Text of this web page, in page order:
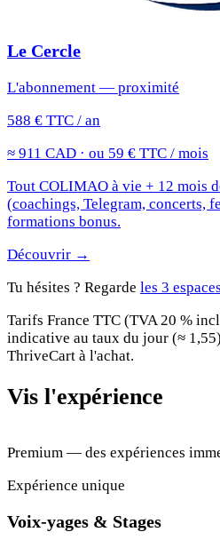
Le Cercle
L'abonnement — proximité
588 € TTC / an
≈ 911 CAD · ou 59 € TTC / mois
Tout COLIMAO à vie + 12 mois
(coachings, Telegram, concerts,
formations bonus.
Découvrir →
Tu hésites ? Regarde les 3
Tarifs France TTC (TVA 20 %
indicative au taux du jour (≈
ThriveCart à l'achat.
Vis l'expérience
Premium — des expériences
Expérience unique
Voix-yages & Stages